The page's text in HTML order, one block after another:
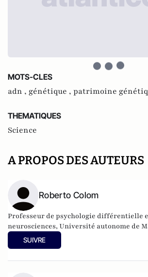
MOTS-CLES
adn , génétique , patrimoine
THEMATIQUES
Science
A PROPOS DES AUTEURS
Roberto Colom
Professeur de psychologie différentielle
neurosciences, Université autonome de
SUIVRE